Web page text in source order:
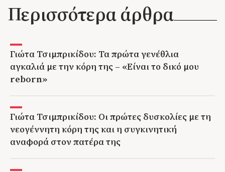
Περισσότερα άρθρα
Γιώτα Τσιμπρικίδου: Τα πρώτα γενέθλια
αγκαλιά με την κόρη της – «Είναι το δικό μου
reborn»
Γιώτα Τσιμπρικίδου: Οι πρώτες δυσκολίες με τη
νεογέννητη κόρη της και η συγκινητική
αναφορά στον πατέρα της